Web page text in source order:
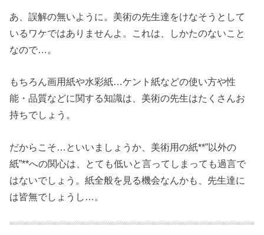
あ、誤解の無いように。美術の先生達をけなそうとして
いるワケではありませんよ。これは、しかたのないこと
なので…。
もちろん画用紙や水彩紙…ケント紙などの使い方や性
能・品質などに関する知識は、美術の先生はたくさんお
持ちでしょう。
だからこそ…といいましょうか、美術用の紙**”以外の
紙”**への関心は、とても低いと言ってしまっても過言で
はないでしょう。紙全般を見る機会なんかも、先生達に
は皆無でしょうし…。